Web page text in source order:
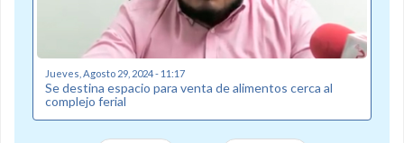
Jueves, Agosto 29, 2024 - 11:17
Se destina espacio para venta de alimentos cerca al
complejo ferial